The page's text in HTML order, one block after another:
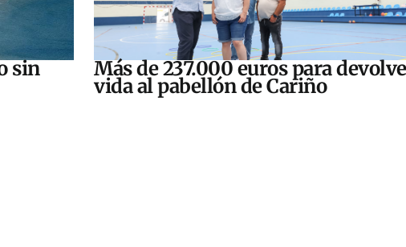
sin Más de 237.000 euros para
vida al pabellón de Cariño